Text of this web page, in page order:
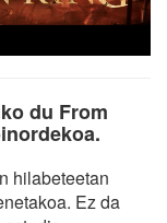
du From
hilabeteetan
Ez da